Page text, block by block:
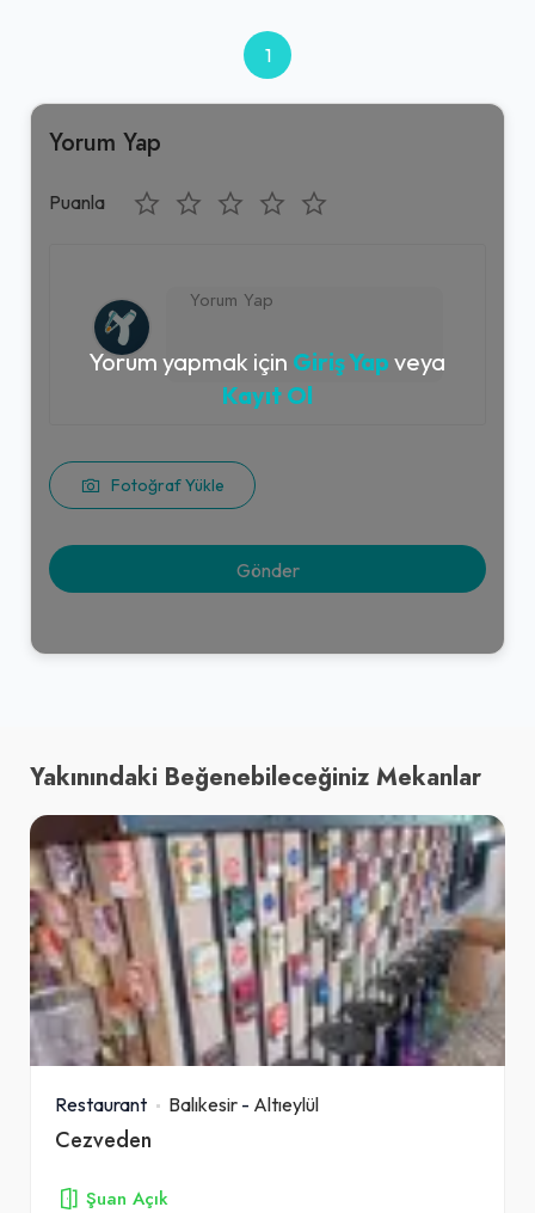
1
Yorum Yap
Puanla
Fotoğraf Yükle
Yorum yapmak için Giriş Yap veya
Kayıt Ol
Yakınındaki Beğenebileceğiniz Mekanlar
Restaurant Balıkesir - Altıeylül
Cezveden
Şuan Açık